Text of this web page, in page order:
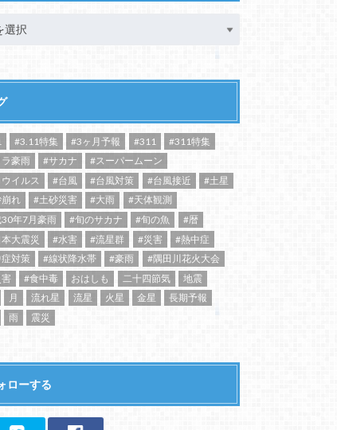
#3.11特集 #3ヶ月予報 #311
#311特集
豪雨
#サカナ
#スーパームーン
イルス
#台風 #台風対策 #台風接近
#土星
れ
#土砂災害 #大雨
#天体観測
年7月豪雨
#旬のサカナ #旬の魚
#暦
大震災
#水害 #流星群 #災害
#熱中症
対策
#線状降水帯 #豪雨
#隅田川花火大会
#食中毒 おはしも 二十四節気
地震
月 流れ星 流星 火星 金星
長期予報
雨 震災
ローする